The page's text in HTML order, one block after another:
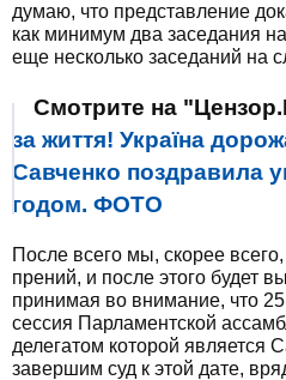
думаю, что представление
как минимум два заседания
еще несколько заседаний на
Смотрите на
за життя! Україна
Савченко поздравила
годом. ФОТО
После всего мы, скорее
прений, и после этого будет
принимая во внимание, что
сессия Парламентской
делегатом которой является
завершим суд к этой дате,